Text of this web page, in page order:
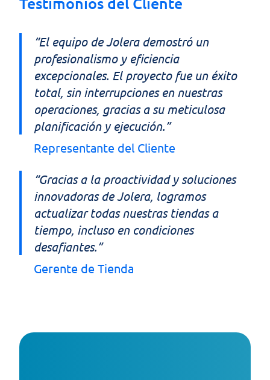
“El equipo de Jolera demostró un
profesionalismo y eficiencia
excepcionales. El proyecto fue un éxito
total, sin interrupciones en nuestras
operaciones, gracias a su meticulosa
planificación y ejecución.”
Representante del Cliente
“Gracias a la proactividad y soluciones
innovadoras de Jolera, logramos
actualizar todas nuestras tiendas a
tiempo, incluso en condiciones
desafiantes.”
Gerente de Tienda